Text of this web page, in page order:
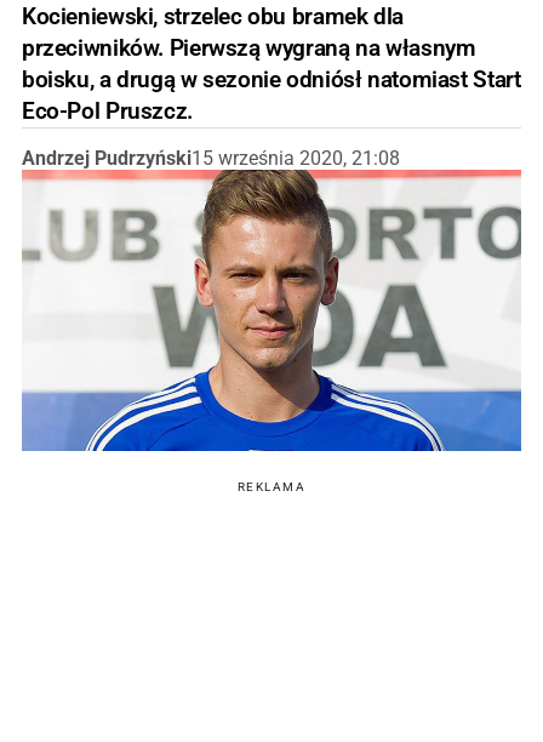
Kocieniewski, strzelec obu bramek dla
przeciwników. Pierwszą wygraną na własnym
boisku, a drugą w sezonie odniósł natomiast Start
Eco-Pol Pruszcz.
Andrzej Pudrzyński15 września 2020, 21:08
REKLAMA